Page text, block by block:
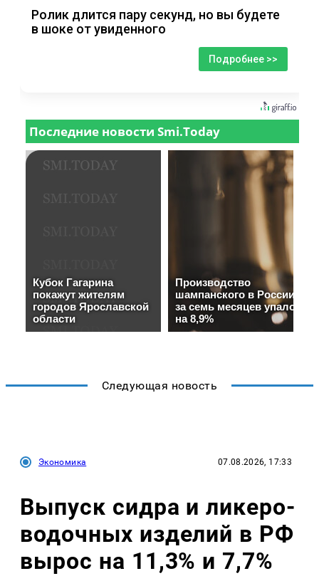
Ролик длится пару секунд, но вы будете
в шоке от увиденного
Подробнее >>
Следующая новость
Экономика 07.08.2026, 17:33
Выпуск сидра и ликеро-
водочных изделий в РФ
вырос на 11,3% и 7,7%